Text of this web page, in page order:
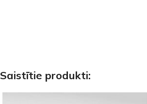
Saistītie produkti: